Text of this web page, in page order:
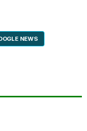
NEWS